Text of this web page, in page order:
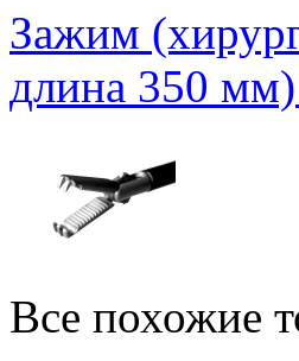
Зажим
длина 350
Все похожие